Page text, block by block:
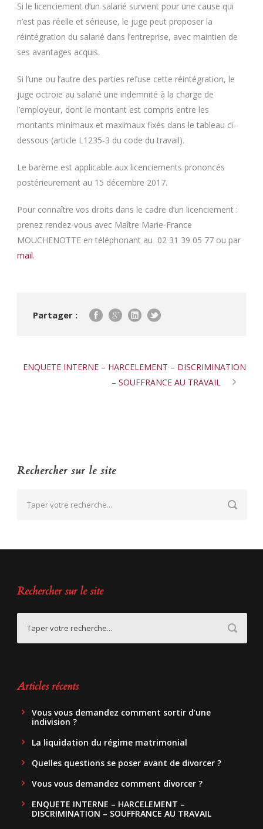
Si le licenciement d’un salarié survient pour une cause qui
n’est pas réelle et sérieuse, le juge peut proposer la
réintégration du salarié dans l’entreprise, avec maintien de
ses avantages acquis.
Si l’une ou l’autre des parties refuse cette réintégration, le
juge octroie au salarié une indemnité à la charge de
l’employeur, dont le montant est compris entre les
montants minimaux et maximaux fixés dans le tableau ci-
dessous (article L1235-3 du code du travail).
Le barème est applicable aux licenciements prononcés
postérieurement au 15 décembre 2017.
Pour connaître vos droits dans le cadre d’un licenciement :
prenez rendez-vous avec Maître Marie-France
MOUCHENOTTE en téléphonant au 02 31 39 05 77 ou par
mail.
Partager :
ENQUETE INTERNE – HARCELEMENT – DISCRIMINATION
– SOUFFRANCE AU TRAVAIL
Rechercher sur le site
Rechercher sur le site
Articles récents
Vous vous demandez comment sortir d’une
indivision ?
La liquidation du régime matrimonial
Quelles questions se poser avant de divorcer ?
Vous vous demandez comment divorcer ?
ENQUETE INTERNE – HARCELEMENT –
DISCRIMINATION – SOUFFRANCE AU TRAVAIL